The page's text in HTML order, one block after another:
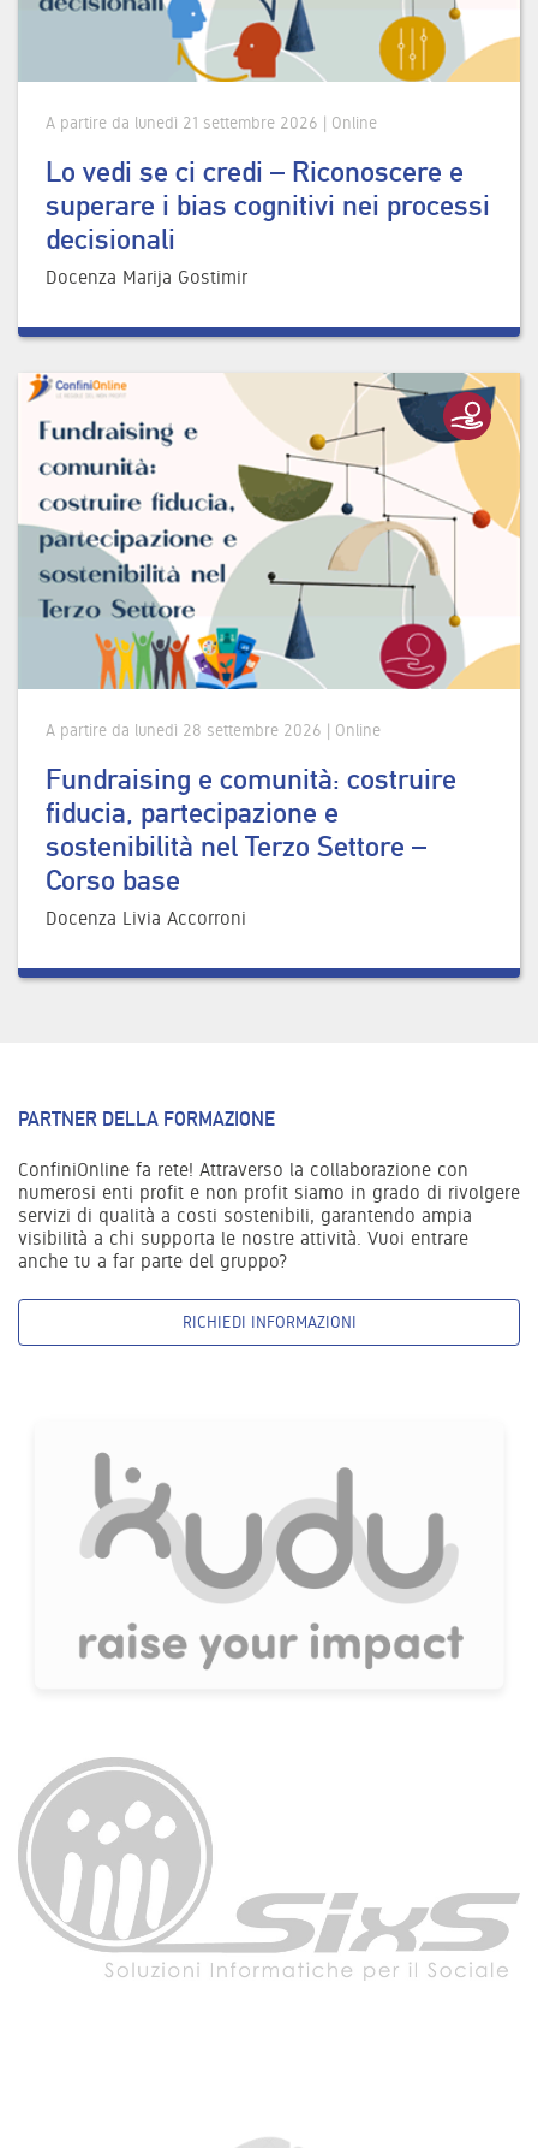
A partire da lunedì 21 settembre 2026 | Online
Lo vedi se ci credi – Riconoscere e
superare i bias cognitivi nei processi
decisionali
Docenza Marija Gostimir
A partire da lunedì 28 settembre 2026 | Online
Fundraising e comunità: costruire
fiducia, partecipazione e
sostenibilità nel Terzo Settore –
Corso base
Docenza Livia Accorroni
PARTNER DELLA FORMAZIONE
ConfiniOnline fa rete! Attraverso la collaborazione con
numerosi enti profit e non profit siamo in grado di rivolgere
servizi di qualità a costi sostenibili, garantendo ampia
visibilità a chi supporta le nostre attività. Vuoi entrare
anche tu a far parte del gruppo?
RICHIEDI INFORMAZIONI